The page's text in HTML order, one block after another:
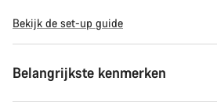
Bekijk de set-up guide
Belangrijkste kenmerken